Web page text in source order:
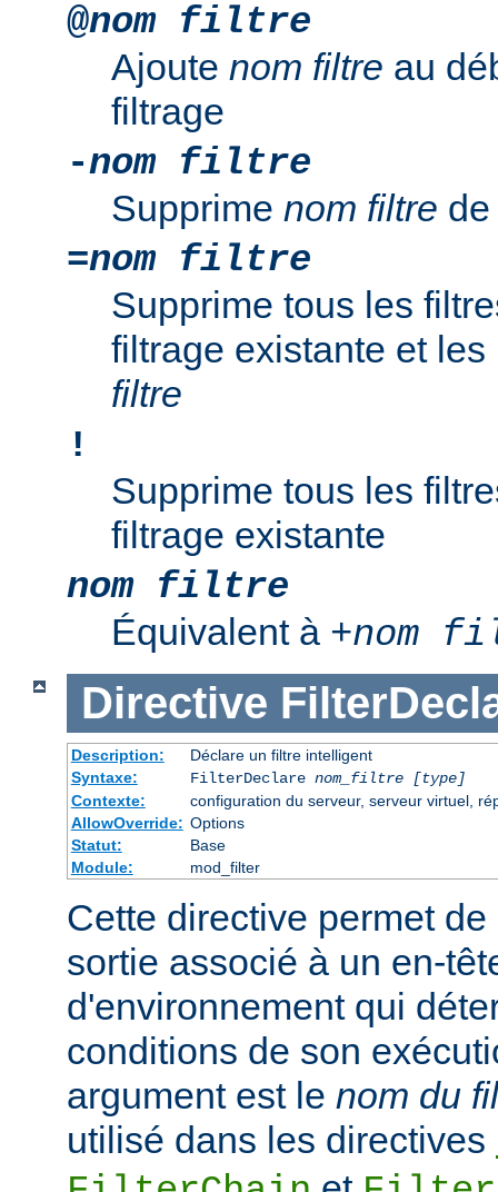
@nom filtre
Ajoute nom filtre au
filtrage
-nom filtre
Supprime nom filtre
=nom filtre
Supprime tous les
filtrage existante et
filtre
!
Supprime tous les
filtrage existante
nom filtre
Équivalent à +nom
Directive
Description:
Déclare un filtre intelligent
Syntaxe:
FilterDeclare nom_filtre
[type]
Contexte:
configuration du serveur, serveur virtuel,
AllowOverride: Options
Statut:
Base
Module:
mod_filter
Cette directive permet
sortie associé à un en-
d'environnement qui
conditions de son
argument est le nom du
utilisé dans les directives